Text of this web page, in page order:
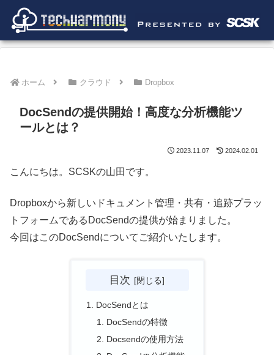
ホーム クラウド Dropbox
DocSendの提供開始！高度な分析機能ツ
ールとは？
2023.11.07 2024.02.01
こんにちは。SCSKの山田です。
Dropboxから新しいドキュメント管理・共有・追跡プラッ
トフォームであるDocSendの提供が始まりました。
今回はこのDocSendについてご紹介いたします。
目次
DocSendとは
DocSendの特徴
Docsendの使用方法